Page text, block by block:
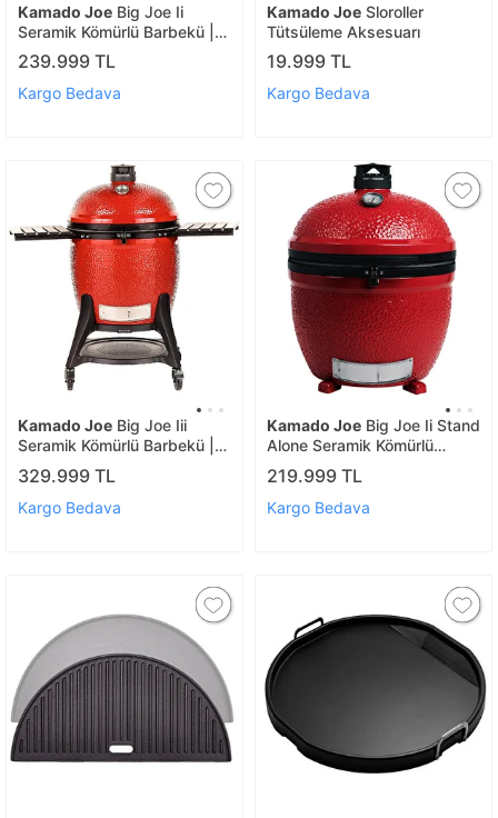
Kamado Joe Big Joe Ii
Seramik Kömürlü Barbekü |
Kömürlü Mangal
239.999 TL
Kargo Bedava
Kamado Joe Sloroller
Tütsüleme Aksesuarı
19.999 TL
Kargo Bedava
Kamado Joe Big Joe Iii
Seramik Kömürlü Barbekü |
Kömürlü Mangal
329.999 TL
Kargo Bedava
Kamado Joe Big Joe Ii Stand
Alone Seramik Kömürlü
Barbekü | Kömürlü Mangal
219.999 TL
Kargo Bedava